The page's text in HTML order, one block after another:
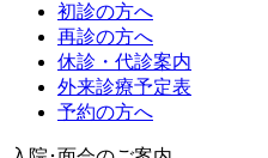
初診の方へ
再診の方へ
休診・代診案内
外来診療予定表
予約の方へ